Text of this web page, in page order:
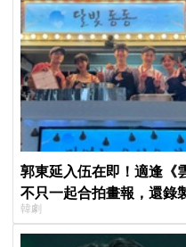
郭東延入伍在即！適逢《
不只一起合拍畫報，還錄
韓劇